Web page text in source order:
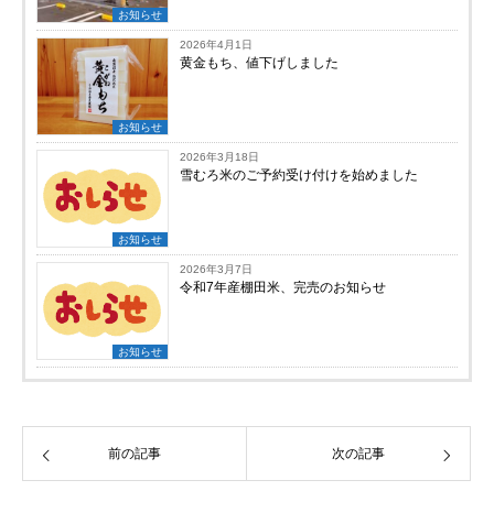
お知らせ
お知らせ
2026年4月1日
黄金もち、値下げしました
お知らせ
2026年3月18日
雪むろ米のご予約受け付けを始めました
お知らせ
2026年3月7日
令和7年産棚田米、完売のお知らせ
前の記事 次の記事